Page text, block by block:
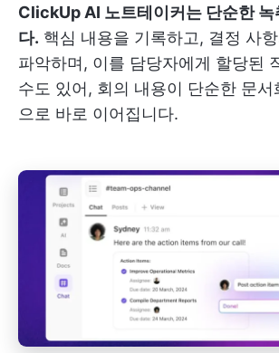
ClickUp AI 노트테이커는 단순한 녹
다. 핵심 내용을 기록하고, 결정 사
파악하며, 이를 담당자에게 할당된
수도 있어, 회의 내용이 단순한 문서
으로 바로 이어집니다.